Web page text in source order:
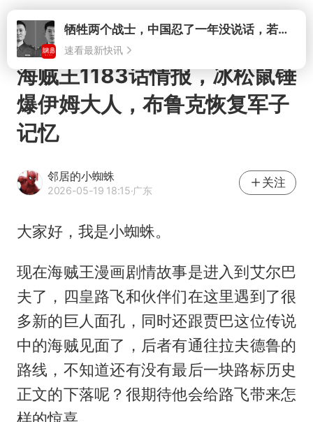
打开
海贼王1183话情报，冰松鼠锤
爆伊姆大人，布鲁克恢复军子
记忆
邻居的小蜘蛛
2026-05-19 18:15·广东
关注
大家好，我是小蜘蛛。
现在海贼王漫画剧情故事是进入到艾尔巴
夫了，四皇路飞和伙伴们在这里遇到了很
多新的巨人面孔，同时还跟贾巴这位传说
中的海贼见面了，后者有通往拉夫德鲁的
路线，不知道还有没有最后一块路标历史
正文的下落呢？很期待他会给路飞带来怎